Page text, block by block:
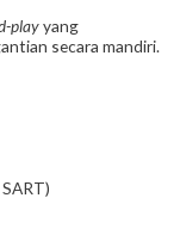
playyang
secara mandiri.